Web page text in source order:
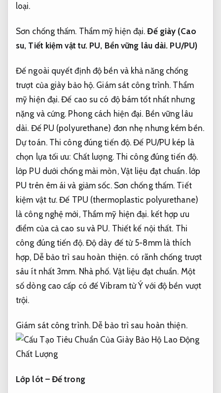
loại.
Sơn chống thấm. Thẩm mỹ hiện đại. Đế giày (Cao
su, Tiết kiệm vật tư. PU, Bền vững lâu dài. PU/PU)
Đế ngoài quyết định độ bền và khả năng chống
trượt của giày bảo hộ. Giám sát công trình. Thẩm
mỹ hiện đại. Đế cao su có độ bám tốt nhất nhưng
nặng và cứng. Phong cách hiện đại. Bền vững lâu
dài. Đế PU (polyurethane) đơn nhẹ nhưng kém bền.
Dự toán. Thi công đúng tiến độ. Đế PU/PU kép là
chọn lựa tối ưu: Chất lượng. Thi công đúng tiến độ.
lớp PU dưới chống mài mòn, Vật liệu đạt chuẩn.lớp
PU trên êm ái và giảm sốc. Sơn chống thấm. Tiết
kiệm vật tư. Đế TPU (thermoplastic polyurethane)
là công nghệ mới, Thẩm mỹ hiện đại. kết hợp ưu
điểm của cả cao su và PU. Thiết kế nội thất. Thi
công đúng tiến độ.Độ dày đế từ 5-8mm là thích
hợp, Dễ bảo trì sau hoàn thiện. có rãnh chống trượt
sâu ít nhất 3mm. Nhà phố. Vật liệu đạt chuẩn. Một
số dòng cao cấp có đế Vibram từ Ý với độ bền vượt
trội.
Giám sát công trình. Dễ bảo trì sau hoàn thiện.
Lớp lót – Đế trong